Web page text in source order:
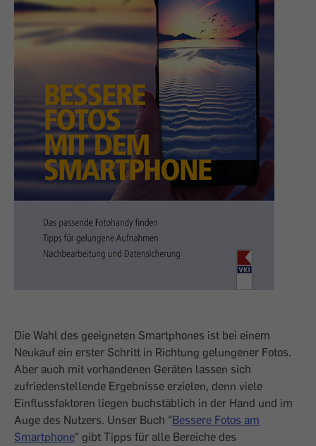
Die Wahl des geeigneten Smartphones ist bei einem
Neukauf ein erster Schritt in Richtung gelungener Fotos.
Aber auch mit vorhandenen Geräten lassen sich
zufriedenstellende Ergebnisse erzielen, denn viele
Einflussfaktoren liegen buchstäblich in der Hand und im
Auge des Nutzers. Unser Buch "Bessere Fotos am
Smartphone" gibt Tipps für alle Bereiche des